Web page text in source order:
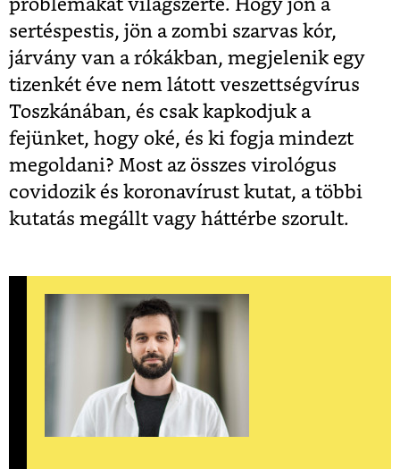
problémákat világszerte. Hogy jön a
sertéspestis, jön a zombi szarvas kór,
járvány van a rókákban, megjelenik egy
tizenkét éve nem látott veszettségvírus
Toszkánában, és csak kapkodjuk a
fejünket, hogy oké, és ki fogja mindezt
megoldani? Most az összes virológus
covidozik és koronavírust kutat, a többi
kutatás megállt vagy háttérbe szorult.